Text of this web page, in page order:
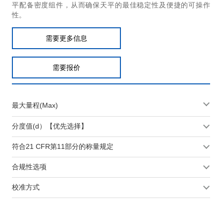
平配备密度组件，从而确保天平的最佳稳定性及便捷的可操作
性。
需要更多信息
需要报价
最大量程(Max)
分度值(d）【优先选择】
符合21 CFR第11部分的称量规定
合规性选项
校准方式